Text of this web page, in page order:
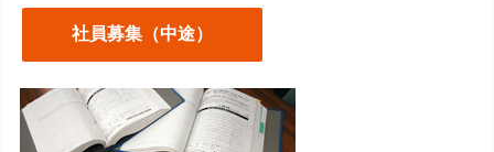
社員募集（中途）